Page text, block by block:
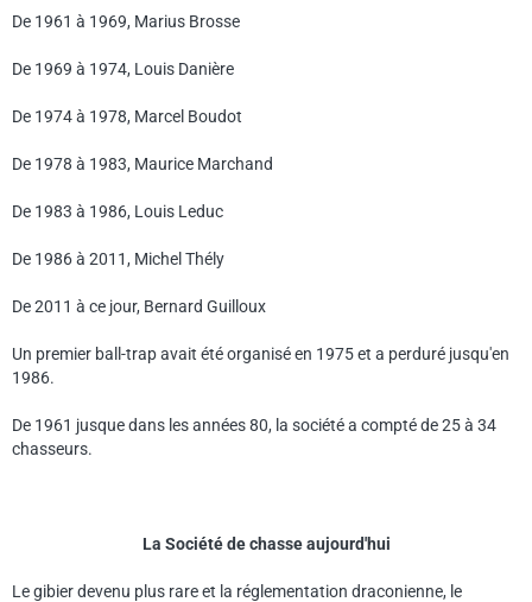
De 1961 à 1969, Marius Brosse
De 1969 à 1974, Louis Danière
De 1974 à 1978, Marcel Boudot
De 1978 à 1983, Maurice Marchand
De 1983 à 1986, Louis Leduc
De 1986 à 2011, Michel Thély
De 2011 à ce jour, Bernard Guilloux
Un premier ball-trap avait été organisé en 1975 et a perduré jusqu'en
1986.
De 1961 jusque dans les années 80, la société a compté de 25 à 34
chasseurs.
La Société de chasse aujourd'hui
Le gibier devenu plus rare et la réglementation draconienne, le